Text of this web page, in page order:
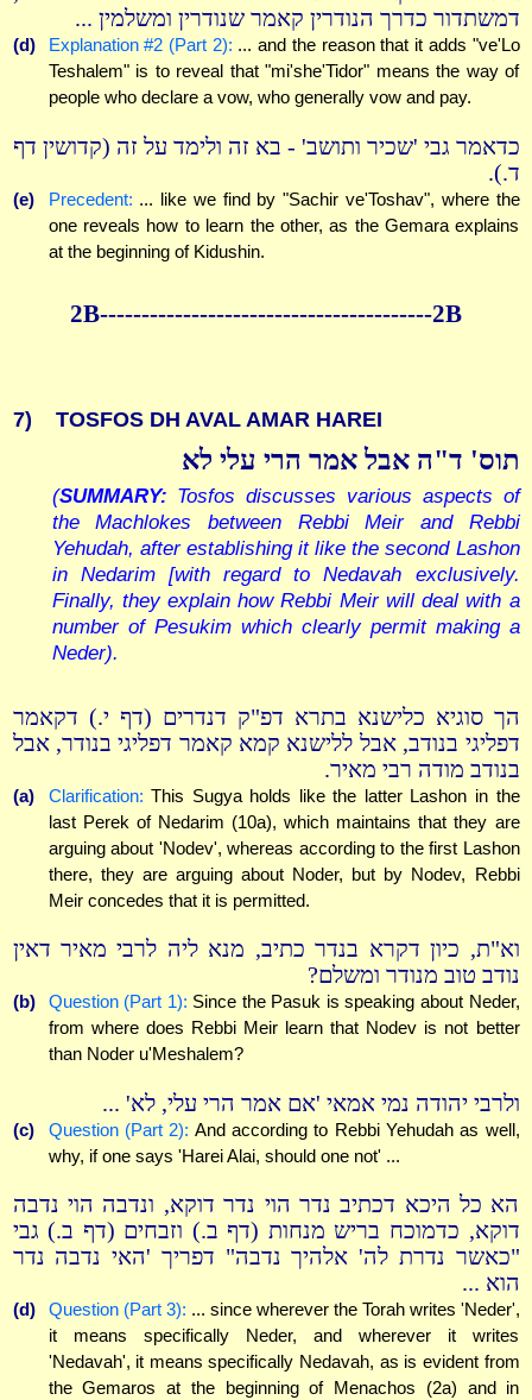
דמשתדור כדרך הנודרין קאמר שנודרין ומשלמין ...
(d) Explanation #2 (Part 2): ... and the reason that it adds "ve'Lo
Teshalem" is to reveal that "mi'she'Tidor" means the way of
people who declare a vow, who generally vow and pay.
כדאמר גבי 'שכיר ותושב' - בא זה ולימד על זה (קדושין דף
ד.).
(e) Precedent: ... like we find by "Sachir ve'Toshav", where the
one reveals how to learn the other, as the Gemara explains
at the beginning of Kidushin.
2B----------------------------------------2B
7) TOSFOS DH AVAL AMAR HAREI
תוס' ד"ה אבל אמר הרי עלי לא
(SUMMARY: Tosfos discusses various aspects of
the Machlokes between Rebbi Meir and Rebbi
Yehudah, after establishing it like the second Lashon
in Nedarim [with regard to Nedavah exclusively.
Finally, they explain how Rebbi Meir will deal with a
number of Pesukim which clearly permit making a
Neder).
הך סוגיא כלישנא בתרא דפ"ק דנדרים (דף י.) דקאמר
דפליגי בנודב, אבל ללישנא קמא קאמר דפליגי בנודר, אבל
בנודב מודה רבי מאיר.
(a) Clarification: This Sugya holds like the latter Lashon in the
last Perek of Nedarim (10a), which maintains that they are
arguing about 'Nodev', whereas according to the first Lashon
there, they are arguing about Noder, but by Nodev, Rebbi
Meir concedes that it is permitted.
וא"ת, כיון דקרא בנדר כתיב, מנא ליה לרבי מאיר דאין
נודב טוב מנודר ומשלם?
(b) Question (Part 1): Since the Pasuk is speaking about Neder,
from where does Rebbi Meir learn that Nodev is not better
than Noder u'Meshalem?
ולרבי יהודה נמי אמאי 'אם אמר הרי עלי, לא' ...
(c) Question (Part 2): And according to Rebbi Yehudah as well,
why, if one says 'Harei Alai, should one not' ...
הא כל היכא דכתיב נדר הוי נדר דוקא, ונדבה הוי נדבה
דוקא, כדמוכח בריש מנחות (דף ב.) וזבחים (דף ב.) גבי
"כאשר נדרת לה' אלהיך נדבה" דפריך 'האי נדבה נדר
הוא ...
(d) Question (Part 3): ... since wherever the Torah writes 'Neder',
it means specifically Neder, and wherever it writes
'Nedavah', it means specifically Nedavah, as is evident from
the Gemaros at the beginning of Menachos (2a) and in